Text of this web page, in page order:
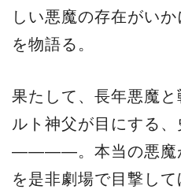
しい悪魔の存在がい
を物語る。
果たして、長年悪魔
ルト神父が目にする
――――。本当の悪魔
を是非劇場で目撃して